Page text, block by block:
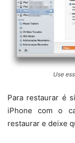
Use
Para restaurar é
iPhone com o
restaurar e deixe